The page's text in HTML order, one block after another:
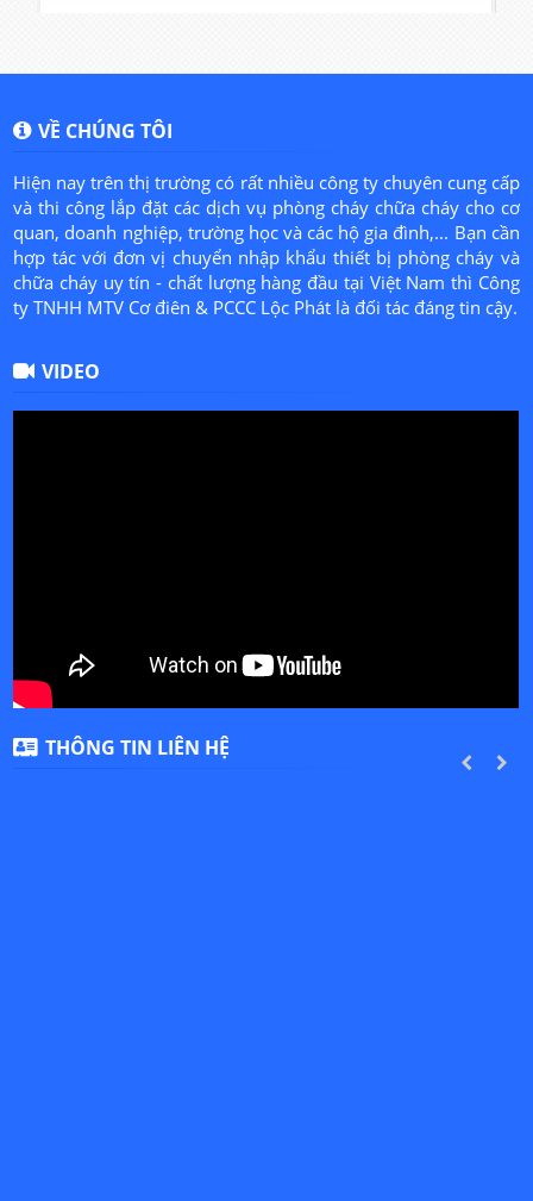
VỀ CHÚNG TÔI
Hiện nay trên thị trường có rất nhiều công ty chuyên cung cấp
và thi công lắp đặt các dịch vụ phòng cháy chữa cháy cho cơ
quan, doanh nghiệp, trường học và các hộ gia đình,... Bạn cần
hợp tác với đơn vị chuyển nhập khẩu thiết bị phòng cháy và
chữa cháy uy tín - chất lượng hàng đầu tại Việt Nam thì Công
ty TNHH MTV Cơ điên & PCCC Lộc Phát là đối tác đáng tin cậy.
VIDEO
THÔNG TIN LIÊN HỆ
PREVIOUS
NEXT